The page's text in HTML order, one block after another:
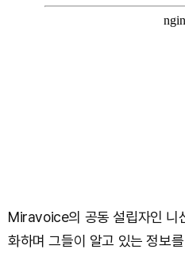
Miravoice의 공동 설립자인 니
화하며 그들이 알고 있는 정보